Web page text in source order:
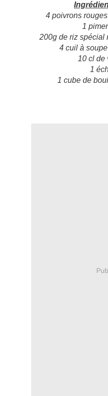
4 poivrons
1
200g de riz spécial
4 cuil à
10 cl de
1
1 cube de